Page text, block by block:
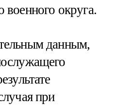
военного округа.
данным,
при